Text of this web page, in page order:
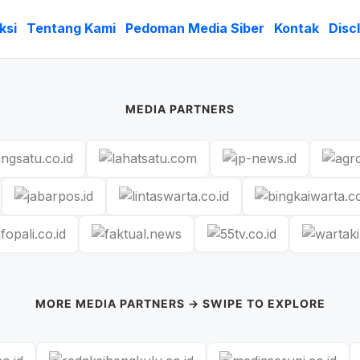
Tentang Kami Pedoman Media Siber Kontak
MEDIA PARTNERS
MORE MEDIA PARTNERS → SWIPE TO EXPLORE